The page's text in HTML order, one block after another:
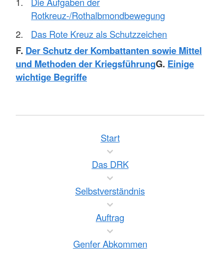
Rotkreuz-/Rothalbmondbewegung
Das Rote Kreuz als Schutzzeichen
F. Der Schutz der Kombattanten sowie Mittel
und Methoden der KriegsführungG. Einige
wichtige Begriffe
Start
Das DRK
Selbstverständnis
Auftrag
Genfer Abkommen